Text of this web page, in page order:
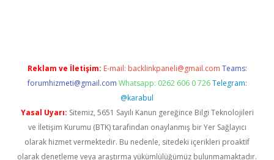
Reklam ve İletişim: E-mail: backlinkpaneli@gmail.com Teams:
forumhizmeti@gmail.com Whatsapp: 0262 606 0 726 Telegram:
@karabul
Yasal Uyarı: Sitemiz, 5651 Sayılı Kanun gereğince Bilgi Teknolojileri
ve İletişim Kurumu (BTK) tarafından onaylanmış bir Yer Sağlayıcı
olarak hizmet vermektedir. Bu nedenle, sitedeki içerikleri proaktif
olarak denetleme veya araştırma yükümlülüğümüz bulunmamaktadır.